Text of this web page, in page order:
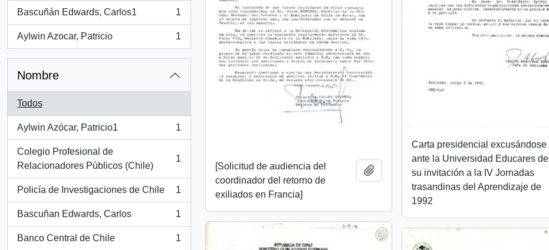
Bascuñán Edwards, Carlos1
, 1 resultados
1
Aylwin Azocar, Patricio
, 1 resultados
1
Nombre
Todos
Aylwin Azócar, Patricio1
, 1 resultados
1
Colegio Profesional de
Relacionadores Públicos (Chile)
, 1 resultados
1
Policía de Investigaciones de Chile
, 1 resultados
1
Bascuñan Edwards, Carlos
, 1 resultados
1
Banco Central de Chile
, 1 resultados
1
[Solicitud de audiencia del
coordinador del retorno de
exiliados en Francia]
Añadir al portapapeles
Carta presidencial excusándose
ante la Universidad Educares de
su invitación a la IV Jornadas
trasandinas del Aprendizaje de
1992